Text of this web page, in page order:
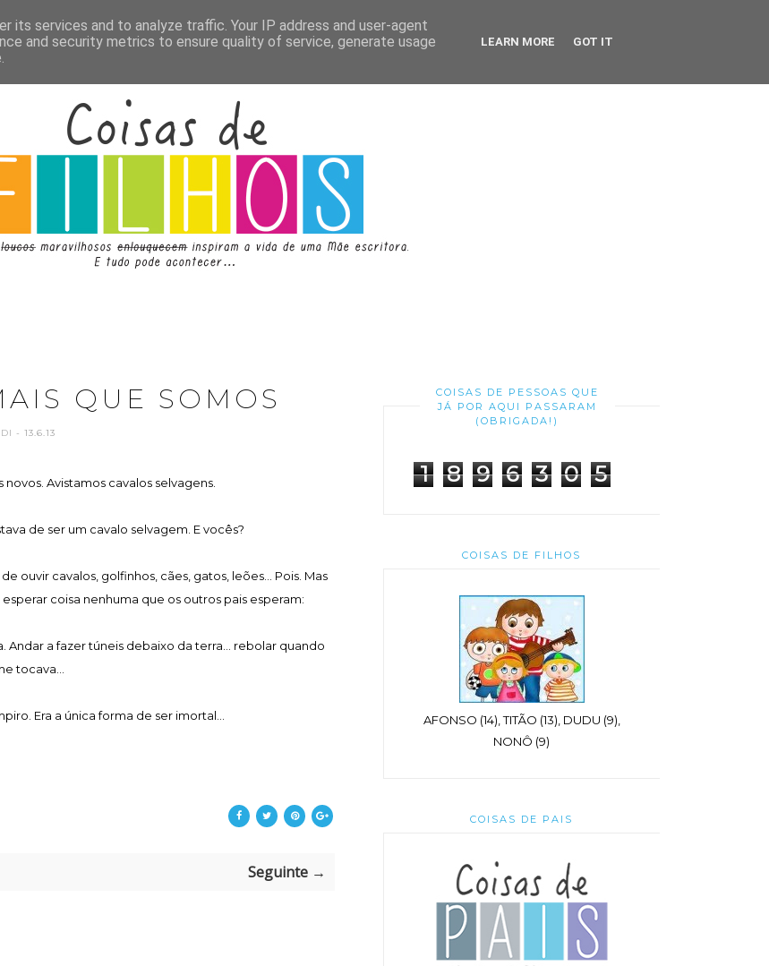
QUE SOMOS
- 13.6.13
Avistamos cavalos selvagens.
de ser um cavalo selvagem. E vocês?
ouvir cavalos, golfinhos, cães, gatos, leões... Pois. Mas
coisa nenhuma que os outros pais esperam:
Andar a fazer túneis debaixo da terra... rebolar quando
tocava...
Era a única forma de ser imortal...
Seguinte →
COISAS DE PESSOAS QUE
JÁ POR AQUI PASSARAM
(OBRIGADA!)
1 8 9 6 3 0 5
COISAS DE FILHOS
AFONSO (14), TITÃO (13), DUDU (9),
NONÔ (9)
COISAS DE PAIS
its services and to analyze traffic. Your IP address and user-agent
and security metrics to ensure quality of service, generate usage
LEARN MORE GOT IT